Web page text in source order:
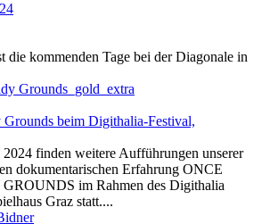
die kommenden Tage bei der Diagonale in
beim Digithalia-Festival,
finden weitere Aufführungen unserer
dokumentarischen Erfahrung ONCE
im Rahmen des Digithalia
Graz statt....